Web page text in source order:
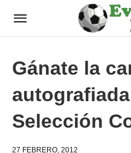
Gánate la
Selección
27 FEBRERO, 2012